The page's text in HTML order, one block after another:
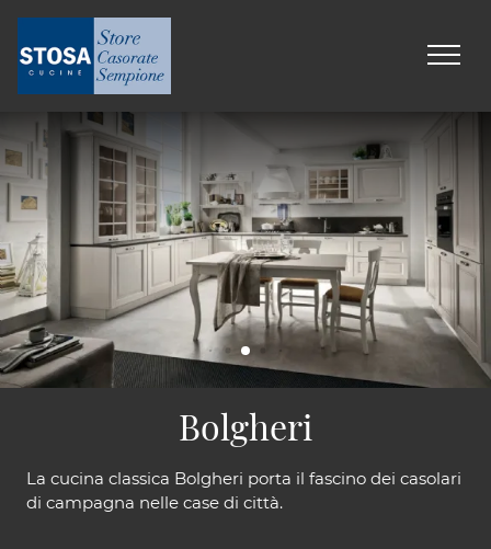
Bolgheri
La cucina classica Bolgheri porta il fascino dei casolari
di campagna nelle case di città.